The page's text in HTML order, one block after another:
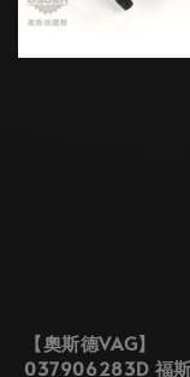
【奧斯德VAG】
037906283D 福